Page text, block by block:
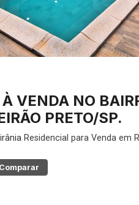
VENDA NO
PRETO/SP.
Residencial para Venda em
Comparar